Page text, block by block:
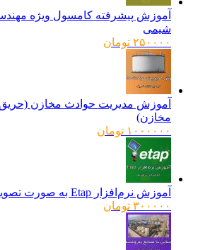
آموزش پیشرفته کامسول ویژه
شیمی
۲۵۰۰۰۰ تومان
آموزش مدیریت حوادث مخازن
مخازن)
۱۰۰۰۰۰۰ تومان
آموزش نرم‌افزار Etap به صورت تصویری
۳۰۰۰۰۰ تومان